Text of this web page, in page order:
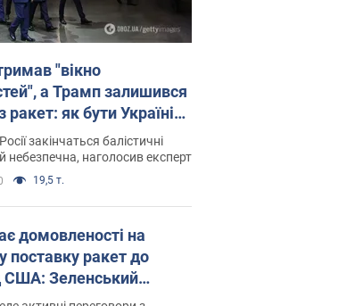
"вікно
а Трамп залишився
як бути Україні?
Мельником
закінчаться балістичні
небезпечна, наголосив експерт
19,5 т.
домовленості на
поставку ракет до
США: Зеленський